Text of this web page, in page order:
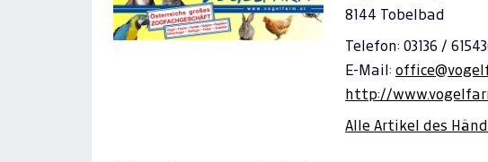
8144 Tobelbad
Telefon: 03136 /
E-Mail:
http://
Alle Artikel des